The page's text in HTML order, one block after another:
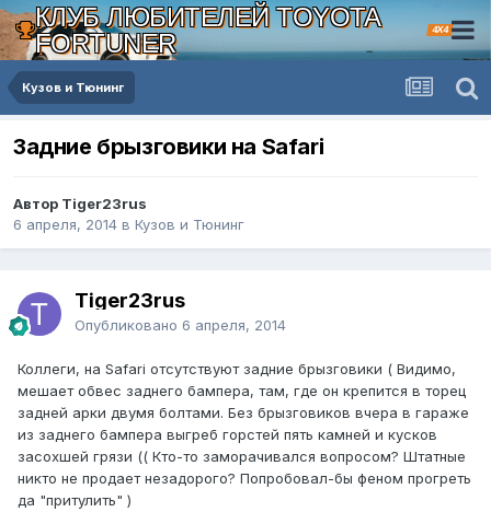
КЛУБ ЛЮБИТЕЛЕЙ TOYOTA
FORTUNER
4X4
Кузов и Тюнинг
Задние брызговики на Safari
Автор Tiger23rus
6 апреля, 2014 в Кузов и Тюнинг
Tiger23rus
Опубликовано 6 апреля, 2014
Коллеги, на Safari отсутствуют задние брызговики ( Видимо,
мешает обвес заднего бампера, там, где он крепится в торец
задней арки двумя болтами. Без брызговиков вчера в гараже
из заднего бампера выгреб горстей пять камней и кусков
засохшей грязи (( Кто-то заморачивался вопросом? Штатные
никто не продает незадорого? Попробовал-бы феном прогреть
да "притулить" )